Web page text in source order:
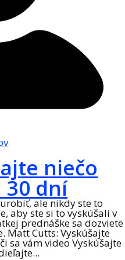
niečo
30 dní
ale nikdy ste to
aby ste si to vyskúšali v
prednáške sa dozviete
Matt Cutts: Vyskúšajte
sa vám video Vyskúšajte